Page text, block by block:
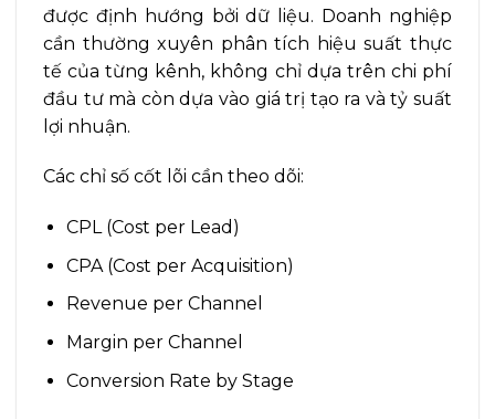
được định hướng bởi dữ liệu. Doanh nghiệp
cần thường xuyên phân tích hiệu suất thực
tế của từng kênh, không chỉ dựa trên chi phí
đầu tư mà còn dựa vào giá trị tạo ra và tỷ suất
lợi nhuận.
Các chỉ số cốt lõi cần theo dõi:
CPL (Cost per Lead)
CPA (Cost per Acquisition)
Revenue per Channel
Margin per Channel
Conversion Rate by Stage